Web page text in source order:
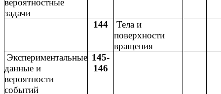
вероятностные
задачи
144
Тела и
поверхности
вращения
Экспериментальные
данные и
вероятности
событий
145-
146